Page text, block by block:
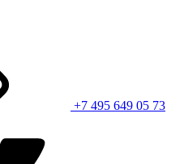
+7 495 649 05 73